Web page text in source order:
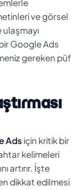
ve görsel
bir Google Ads
gereken püf
Adsiçin kritik bir
kelimeleri
artırır. İşte
dikkat edilmesi